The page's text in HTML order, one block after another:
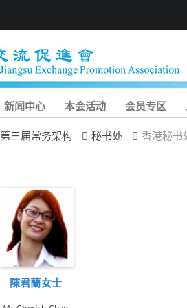
新闻中心 本会活动 会员专区
第三届常务架构 秘书处 香港秘书
陳君蘭女士